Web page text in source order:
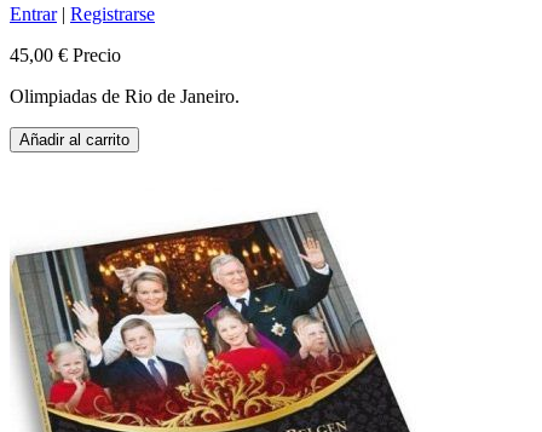
Entrar| Registrarse
45,00 € Precio
Olimpiadas de Rio de Janeiro.
Añadir al carrito